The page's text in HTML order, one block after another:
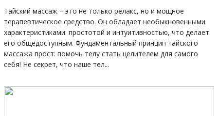
Тайский массаж – это не только релакс, но и мощное
терапевтическое средство. Он обладает необыкновенными
характеристиками: простотой и интуитивностью, что делает
его общедоступным. Фундаментальный принцип тайского
массажа прост: помочь телу стать целителем для самого
себя! Не секрет, что наше тел...